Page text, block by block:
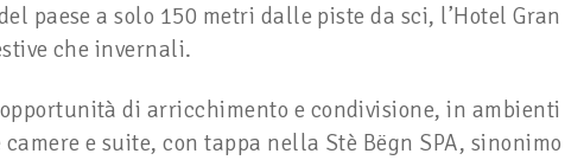
paese a solo 150 metri dalle piste da sci, l’Hotel
che invernali.
opportunità di arricchimento e condivisione, in
e suite, con tappa nella Stè Bëgn SPA,